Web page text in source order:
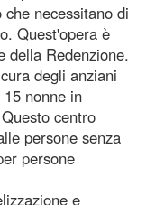
necessitano di
Quest'opera è
della Redenzione.
degli anziani
nonne in
centro
persone senza
persone
e